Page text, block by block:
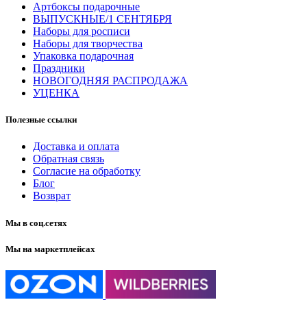
Артбоксы подарочные
ВЫПУСКНЫЕ/1 СЕНТЯБРЯ
Наборы для росписи
Наборы для творчества
Упаковка подарочная
Праздники
НОВОГОДНЯЯ РАСПРОДАЖА
УЦЕНКА
Полезные ссылки
Доставка и оплата
Обратная связь
Согласие на обработку
Блог
Возврат
Мы в соц.сетях
Мы на маркетплейсах